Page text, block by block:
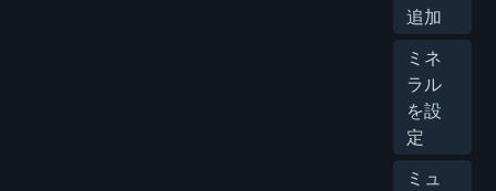
追加
ミネ
ラル
を設
定
ミュ